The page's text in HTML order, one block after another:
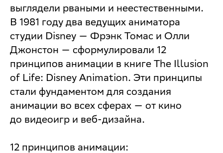
выглядели рваными и неестественными.
В 1981 году два ведущих аниматора
студии Disney — Фрэнк Томас и Олли
Джонстон — сформулировали 12
принципов анимации в книге The Illusion
of Life: Disney Animation. Эти принципы
стали фундаментом для создания
анимации во всех сферах — от кино
до видеоигр и веб-дизайна.
12 принципов анимации: